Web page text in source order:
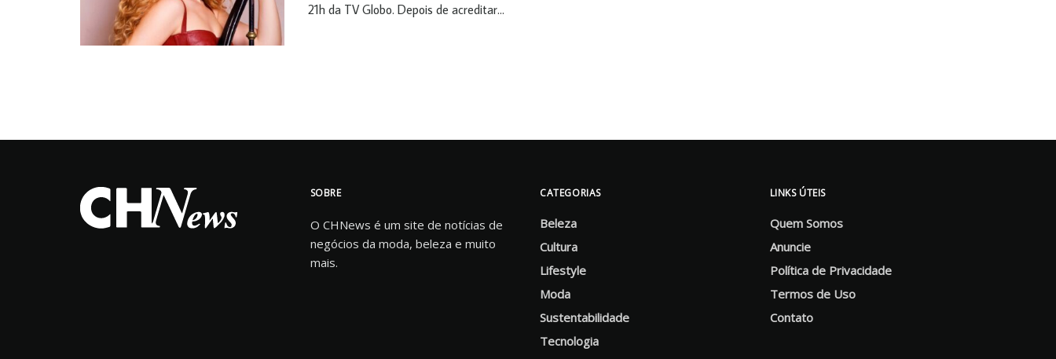
21h da TV Globo. Depois de acreditar...
SOBRE
O CHNews é um site de notícias de
negócios da moda, beleza e muito
mais.
CATEGORIAS
Beleza
Cultura
Lifestyle
Moda
Sustentabilidade
Tecnologia
LINKS ÚTEIS
Quem Somos
Anuncie
Política de Privacidade
Termos de Uso
Contato